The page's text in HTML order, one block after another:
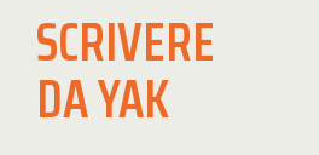
SCRIVERE
DA YAK